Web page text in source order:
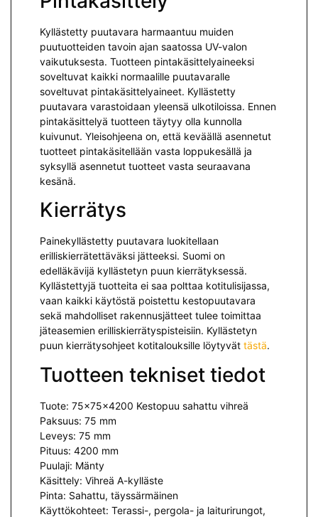
Kyllästetty puutavara harmaantuu muiden
puutuotteiden tavoin ajan saatossa UV-valon
vaikutuksesta. Tuotteen pintakäsittelyaineeksi
soveltuvat kaikki normaalille puutavaralle
soveltuvat pintakäsittelyaineet. Kyllästetty
puutavara varastoidaan yleensä ulkotiloissa. Ennen
pintakäsittelyä tuotteen täytyy olla kunnolla
kuivunut. Yleisohjeena on, että keväällä asennetut
tuotteet pintakäsitellään vasta loppukesällä ja
syksyllä asennetut tuotteet vasta seuraavana
kesänä.
Kierrätys
Painekyllästetty puutavara luokitellaan
erilliskierrätettäväksi jät­teeksi. Suomi on
edelläkävijä kyllästetyn puun kierrätyksessä.
Kyllästettyjä tuotteita ei saa polttaa kotitulisijassa,
vaan kaikki käytöstä poistettu kestopuutavara
sekä mah­dolliset rakennusjätteet tulee toimittaa
jäteasemien erilliskierrätyspisteisiin. Kyllästetyn
puun kierrätysohjeet kotitalouksille löytyvät tästä.
Tuotteen tekniset tiedot
Tuote: 75x75x4200 Kestopuu sahattu vihreä
Paksuus: 75 mm
Leveys: 75 mm
Pituus: 4200 mm
Puulaji: Mänty
Käsittely: Vihreä A-kylläste
Pinta: Sahattu, täyssärmäinen
Käyttökohteet: Terassi-, pergola- ja laiturirungot,